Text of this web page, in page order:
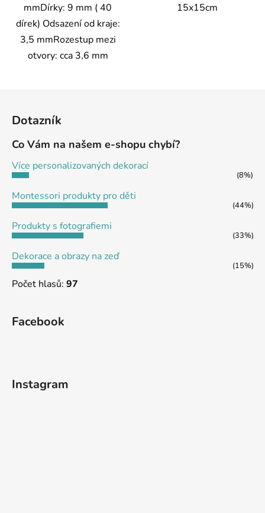
mmDírky: 9 mm ( 40
dírek) Odsazení od kraje:
3,5 mmRozestup mezi
otvory: cca 3,6 mm
15x15cm
Dotazník
Co Vám na našem e-shopu chybí?
Více personalizovaných dekorací
(8%)
Montessori produkty pro děti
(44%)
Produkty s fotografiemi
(33%)
Dekorace a obrazy na zeď
(15%)
Počet hlasů: 97
Facebook
Instagram